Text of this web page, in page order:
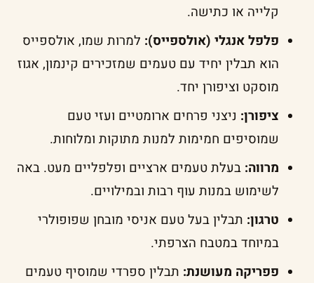
קלייה או כתישה.
פלפל אנגלי (אולספייס): למרות שמו, אולספייס
הוא תבלין יחיד עם טעמים שמזכירים קינמון, אגוז
מוסקט וציפורן יחד.
ציפורן: ניצני פרחים ארומטיים ועזי טעם
שמוסיפים חמימות למנות מתוקות ומלוחות.
מרווה: בעלת טעמים ארציים ופלפליים מעט. באה
לשימוש במנות עוף רבות ובמילויים.
טרגון: תבלין בעל טעם אניסי מובחן שפופולרי
במיוחד במטבח הצרפתי.
פפריקה מעושנת: תבלין ספרדי שמוסיף טעמים